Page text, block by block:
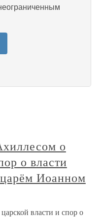
о
о власти
Иоанном
власти и спор о